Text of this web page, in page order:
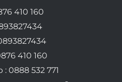
410 160
410 160
0888 532 771